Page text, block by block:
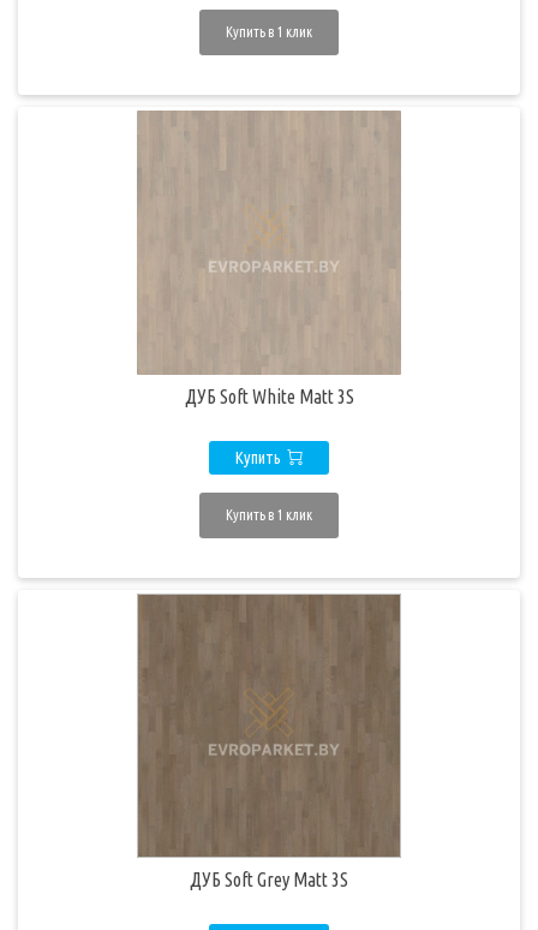
Купить в 1 клик
ДУБ Soft White Matt 3S
Купить
Купить в 1 клик
ДУБ Soft Grey Matt 3S